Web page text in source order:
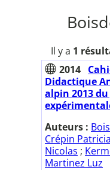
Il y a 1
2014
Didactique
alpin 2013
Auteurs :
Crépin Patricia
Nicolas ;
Martinez Luz